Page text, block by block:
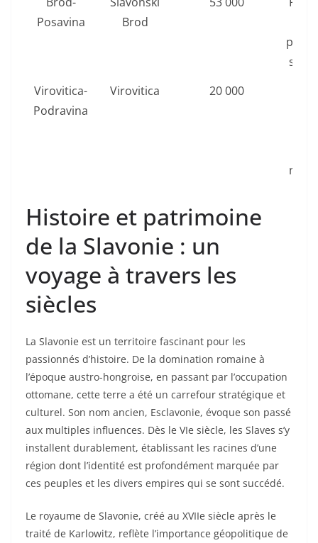
Posavina
Brod
sur
Virovitica-
Podravina
Virovitica 20 000
Histoire et patrimoine
de la Slavonie : un
voyage à travers les
siècles
La Slavonie est un territoire fascinant pour les
passionnés d’histoire. De la domination romaine à
l’époque austro-hongroise, en passant par l’occupation
ottomane, cette terre a été un carrefour stratégique et
culturel. Son nom ancien, Esclavonie, évoque son passé
aux multiples influences. Dès le VIe siècle, les Slaves s’y
installent durablement, établissant les racines d’une
région dont l’identité est profondément marquée par
ces peuples et les divers empires qui se sont succédé.
Le royaume de Slavonie, créé au XVIIe siècle après le
traité de Karlowitz, reflète l’importance géopolitique de